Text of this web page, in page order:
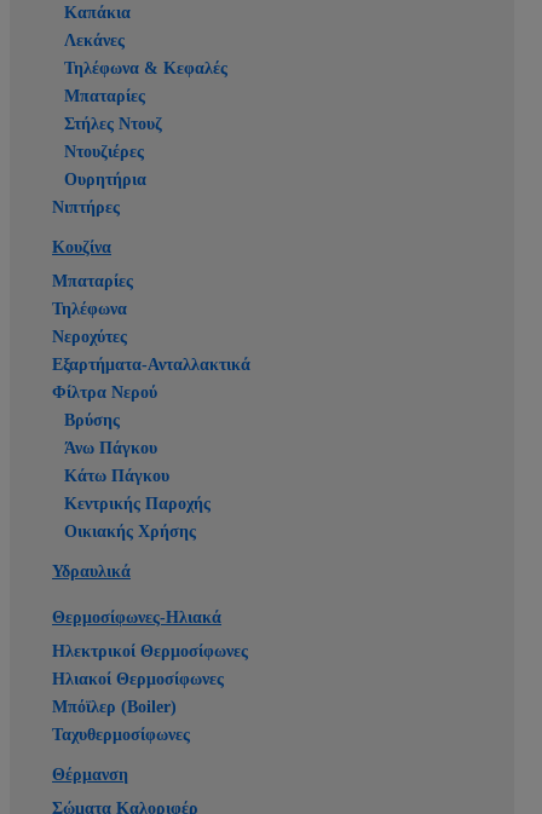
Καπάκια
Λεκάνες
Τηλέφωνα & Κεφαλές
Μπαταρίες
Στήλες Ντουζ
Ντουζιέρες
Ουρητήρια
Νιπτήρες
Κουζίνα
Μπαταρίες
Τηλέφωνα
Νεροχύτες
Εξαρτήματα-Ανταλλακτικά
Φίλτρα Νερού
Βρύσης
Άνω Πάγκου
Κάτω Πάγκου
Κεντρικής Παροχής
Οικιακής Χρήσης
Υδραυλικά
Θερμοσίφωνες-Ηλιακά
Ηλεκτρικοί Θερμοσίφωνες
Ηλιακοί Θερμοσίφωνες
Μπόϊλερ (Boiler)
Ταχυθερμοσίφωνες
Θέρμανση
Σώματα Καλοριφέρ